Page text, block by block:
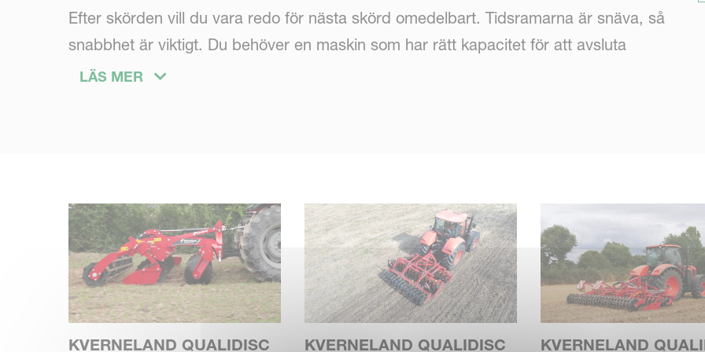
Efter skörden vill du vara redo för nästa skörd omedelbart. Tidsramarna är snäva, så
snabbhet är viktigt. Du behöver en maskin som har rätt kapacitet för att avsluta
jobbet i tid.
Stubbbearbetning, såbäddsberedning eller sådd av täckgrödor i miljövänliga eller
konventionella system. Grund och djupare odling, allt på samma sätt, kräver utmärkt
penetrations-, skär- och konsolideringskvalitet.
Hållbarhet
LÄS MER
KVERNELAND QUALIDISC
KVERNELAND QUALIDISC
KVERNELAND